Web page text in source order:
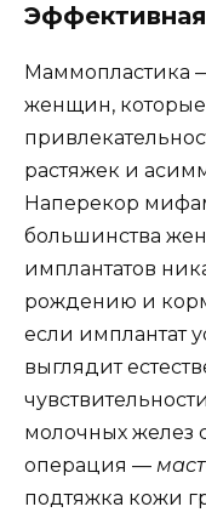
Маммопластика
женщин, которые
растяжек и
Наперекор
большинства
имплантатов
рождению и
если имплантат
выглядит
молочных желез
операция —
подтяжка кожи